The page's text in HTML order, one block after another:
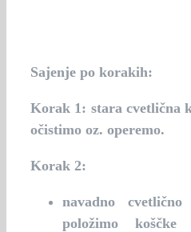
Sajenje po korakih:
Korak 1: stara cvetlična
očistimo oz. operemo.
Korak 2:
navadno
položimo koščke